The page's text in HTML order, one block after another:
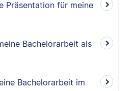
Präsentation für meine
Bachelorarbeit als
Bachelorarbeit im